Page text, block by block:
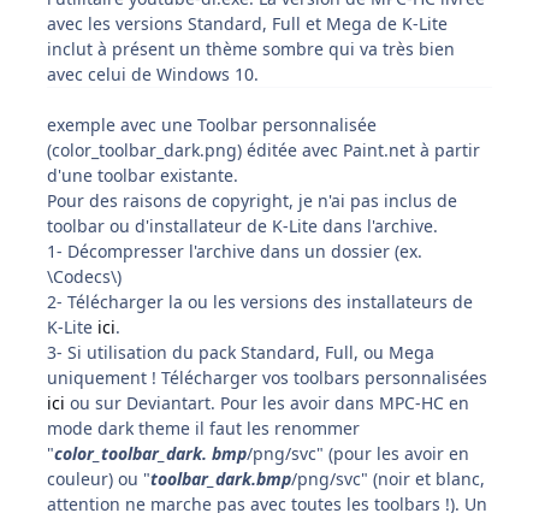
avec les versions Standard, Full et Mega de K-Lite
inclut à présent un thème sombre qui va très bien
avec celui de Windows 10.
exemple avec une Toolbar personnalisée
(color_toolbar_dark.png) éditée avec Paint.net à partir
d'une toolbar existante.
Pour des raisons de copyright, je n'ai pas inclus de
toolbar ou d'installateur de K-Lite dans l'archive.
1- Décompresser l'archive dans un dossier (ex.
\Codecs\)
2- Télécharger la ou les versions des installateurs de
K-Lite ici.
3- Si utilisation du pack Standard, Full, ou Mega
uniquement ! Télécharger vos toolbars personnalisées
ici ou sur Deviantart. Pour les avoir dans MPC-HC en
mode dark theme il faut les renommer
"color_toolbar_dark. bmp/png/svc" (pour les avoir en
couleur) ou "toolbar_dark.bmp/png/svc" (noir et blanc,
attention ne marche pas avec toutes les toolbars !). Un